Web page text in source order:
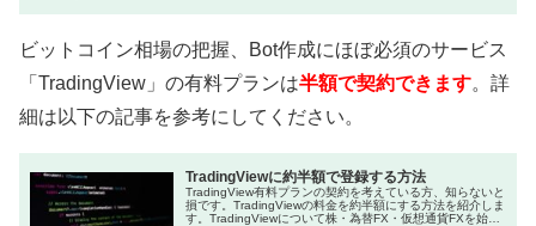
ビットコイン相場の把握、Bot作成にほぼ必須のサービス
「TradingView」の有料プランは半額で契約できます。詳
細は以下の記事を参考にしてください。
TradingViewに約半額で登録する方法
TradingView有料プランの契約を考えている方、知らないと
損です。TradingViewの料金を約半額にする方法を紹介しま
す。TradingViewについて株・為替FX・仮想通貨FXを始め